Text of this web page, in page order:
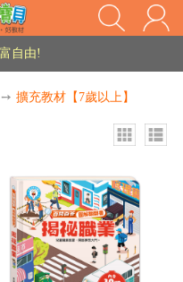
家長樂了!「風車書版集團暨FOOD超人企業總部」目前正興建中!
自由!
家長樂了!「風車書版集團暨FOOD超人企業總部」目前正興建中!
自由!
➙ 擴充教材【7歲以上】